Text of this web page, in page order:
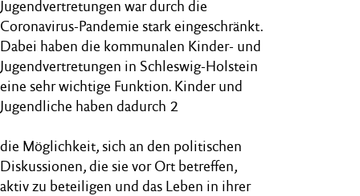
Jugendvertretungen war durch die
Coronavirus-Pandemie stark eingeschränkt.
Dabei haben die kommunalen Kinder- und
Jugendvertretungen in Schleswig-Holstein
eine sehr wichtige Funktion. Kinder und
Jugendliche haben dadurch 2
die Möglichkeit, sich an den politischen
Diskussionen, die sie vor Ort betreffen,
aktiv zu beteiligen und das Leben in ihrer